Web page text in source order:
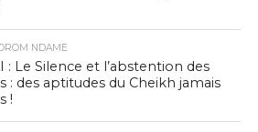
NDAME
: Le Silence et l’abstention des
: des aptitudes du Cheikh jamais
!